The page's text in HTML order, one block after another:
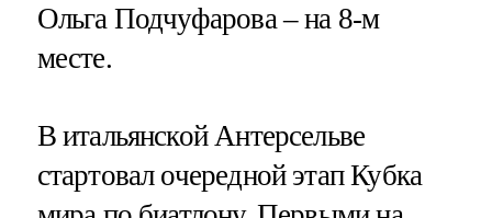
Ольга Подчуфарова – на 8-м
месте.
В итальянской Антерсельве
стартовал очередной этап Кубка